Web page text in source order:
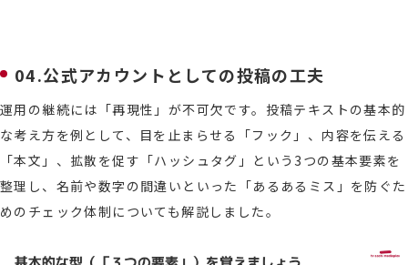
04.公式アカウントとしての投稿の工夫
運用の継続には「再現性」が不可欠です。投稿テキストの基本的
な考え方を例として、目を止まらせる「フック」、内容を伝える
「本文」、拡散を促す「ハッシュタグ」という3つの基本要素を
整理し、名前や数字の間違いといった「あるあるミス」を防ぐた
めのチェック体制についても解説しました。